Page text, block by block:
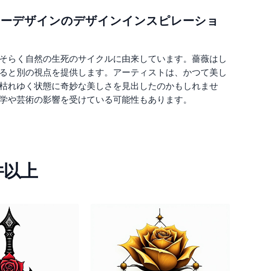
デザインのデザインインスピレーショ
らく自然の生死のサイクルに由来しています。薔薇はし
と別の視点を提供します。アーティストは、かつて美し
れゆく状態に奇妙な美しさを見出したのかもしれませ
芸術の影響を受けている可能性もあります。
上